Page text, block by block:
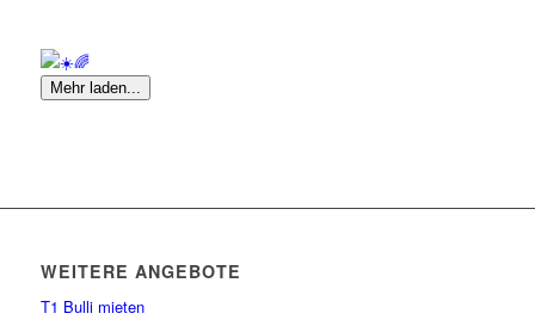
Mehr laden...
WEITERE ANGEBOTE
T1 Bulli mieten